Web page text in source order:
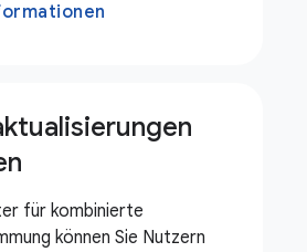
für kombinierte
können Sie Nutzern